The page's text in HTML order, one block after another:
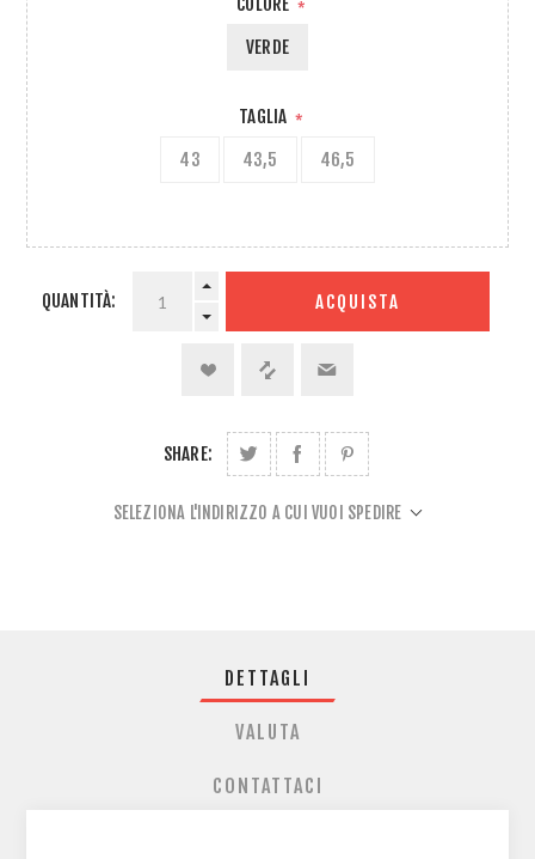
*
VERDE
TAGLIA *
43 43,5 46,5
QUANTITÀ: ACQUISTA
SHARE:
SELEZIONA L'INDIRIZZO A CUI VUOI SPEDIRE
DETTAGLI
VALUTA
CONTATTACI